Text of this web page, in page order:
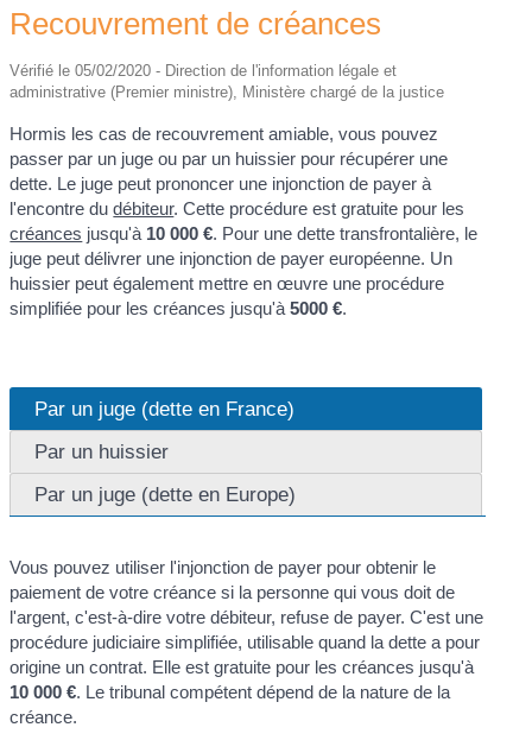
Recouvrement de créances
Vérifié le 05/02/2020 - Direction de l'information légale et
administrative (Premier ministre), Ministère chargé de la justice
Hormis les cas de recouvrement amiable, vous pouvez
passer par un juge ou par un huissier pour récupérer une
dette. Le juge peut prononcer une injonction de payer à
l'encontre dudébiteur. Cette procédure est gratuite pour les
créances jusqu'à 10 000 €. Pour une dette transfrontalière, le
juge peut délivrer une injonction de payer européenne. Un
huissier peut également mettre en œuvre une procédure
simplifiée pour les créances jusqu'à5000 €.
Par un juge (dette en France)
Par un huissier
Par un juge (dette en Europe)
Vous pouvez utiliser l'injonction de payer pour obtenir le
paiement de votre créance si la personne qui vous doit de
l'argent, c'est-à-dire votre débiteur, refuse de payer. C'est une
procédure judiciaire simplifiée, utilisable quand la dette a pour
origine un contrat. Elle est gratuite pour les créances jusqu'à
10 000 €. Le tribunal compétent dépend de la nature de la
créance.